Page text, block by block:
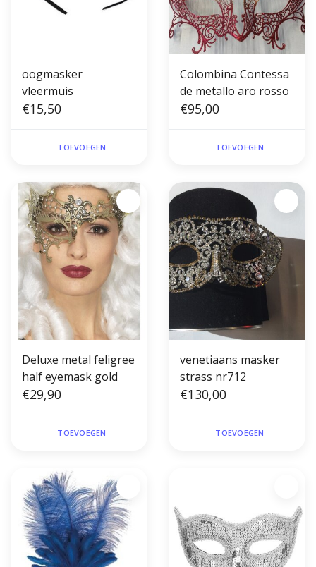
oogmasker
vleermuis
€15,50
TOEVOEGEN
Colombina Contessa
de metallo aro rosso
€95,00
TOEVOEGEN
Deluxe metal feligree
half eyemask gold
€29,90
TOEVOEGEN
venetiaans masker
strass nr712
€130,00
TOEVOEGEN